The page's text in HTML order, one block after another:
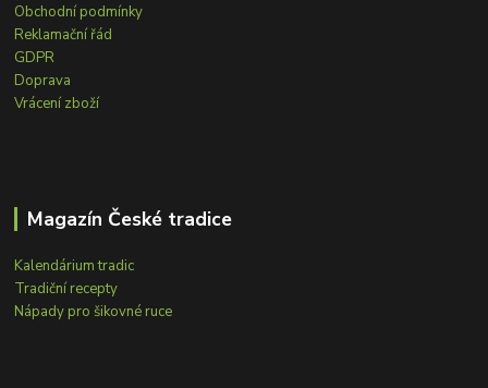
Obchodní podmínky
Reklamační řád
GDPR
Doprava
Vrácení zboží
Magazín České tradice
Kalendárium tradic
Tradiční recepty
Nápady pro šikovné ruce